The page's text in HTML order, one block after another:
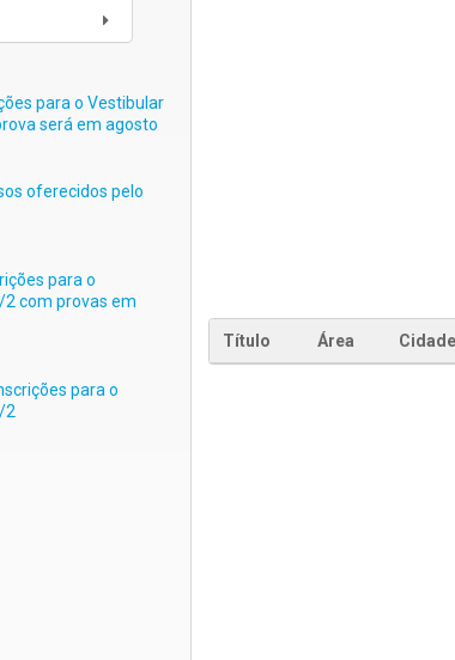
para o Vestibular
será em agosto
oferecidos pelo
para o
com provas em
para o
2
Título Área